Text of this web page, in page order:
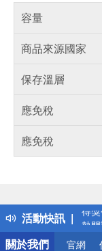
容量
商品來源國家
保存溫層
應免稅
應免稅
活動快訊
得
熱
銀
偏
關於我們
官網